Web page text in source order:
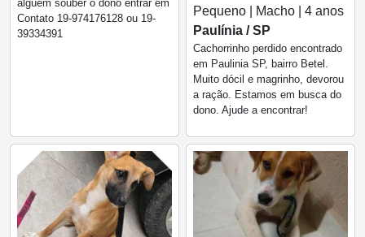
alguém souber o dono entrar em
Contato 19-974176128 ou 19-
39334391
Pequeno | Macho | 4 anos
Paulínia / SP
Cachorrinho perdido encontrado
em Paulinia SP, bairro Betel.
Muito dócil e magrinho, devorou
a ração. Estamos em busca do
dono. Ajude a encontrar!